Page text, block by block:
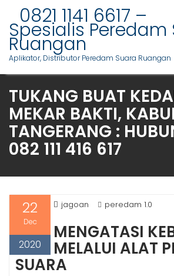
o
t
0821 1141 6617 –
Spesialis Peredam
Ruangan
Aplikator, Distributor Peredam Suara Ruangan
TUKANG BUAT
MEKAR BAKTI,
TANGERANG :
082 111 416 617
22
Dec
2020
jagoan peredam 1.0
MENGATASI
MELALUI ALAT
SUARA